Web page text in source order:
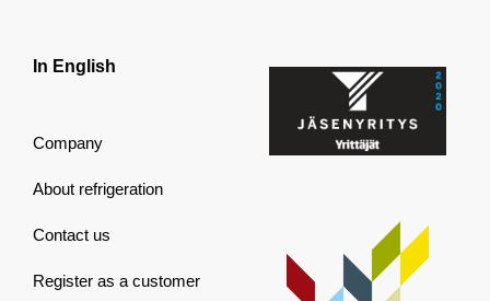
In English
Company
About refrigeration
Contact us
Register as a customer